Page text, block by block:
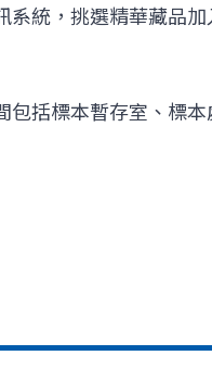
系統，挑選精華藏品
包括標本暫存室、標